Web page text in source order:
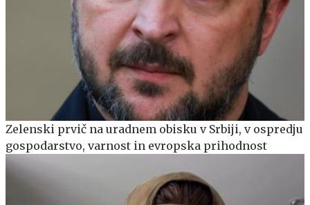
Zelenski prvič na uradnem obisku v Srbiji, v ospredju
gospodarstvo, varnost in evropska prihodnost